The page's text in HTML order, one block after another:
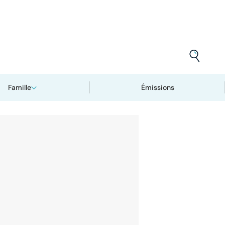
Famille Émissions